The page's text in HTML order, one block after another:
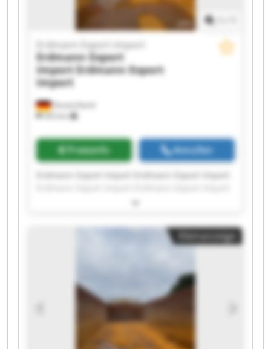
Deutschland
503 km
Erdmann Export Import
Erdmann Export
ImportErdmann Export
Import
Preisinfo Anrufen
Erdmann Export Import Erdmann Export Import
Erdmann Export Import Erdmann Export Import
Erdmann Export Import Erdmann Export Import
Erdmann Export Import Erdmann Export Import
Erdmann Export Import Erdmann Export Import
Erdmann Export Import Erdmann Export Import
Erdmann Export Import Erdmann Export Import
Kleinanzeige